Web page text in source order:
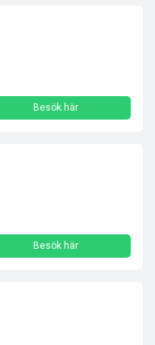
Besök här
Besök här